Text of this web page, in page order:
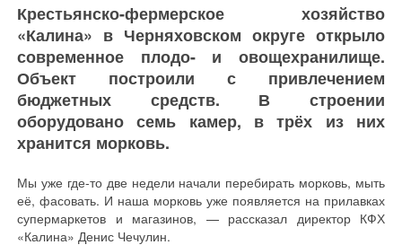
Крестьянско-фермерское хозяйство
«Калина» в Черняховском округе открыло
современное плодо- и овощехранилище.
Объект построили с привлечением
бюджетных средств. В строении
оборудовано семь камер, в трёх из них
хранится морковь.
Мы уже где-то две недели начали перебирать морковь, мыть
её, фасовать. И наша морковь уже появляется на прилавках
супермаркетов и магазинов, — рассказал директор КФХ
«Калина» Денис Чечулин.